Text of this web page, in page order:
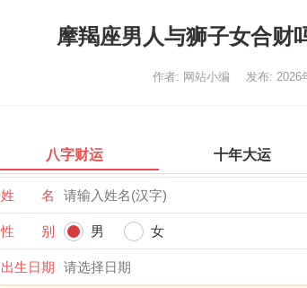
摩羯座男人与狮子女合财
作者: 网站小编 发布: 2026
八字财运 十年大运
姓 名
性 别 男 女
出生日期